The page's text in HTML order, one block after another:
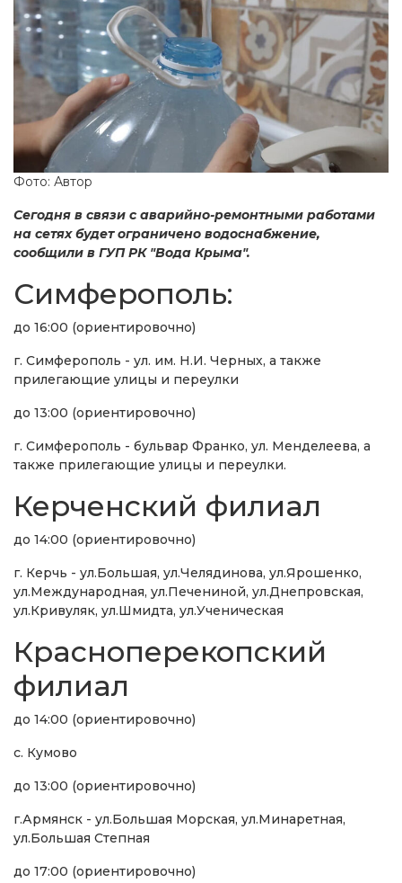
Фото: Автор
Сегодня в связи с аварийно-ремонтными работами
на сетях будет ограничено водоснабжение,
сообщили в ГУП РК "Вода Крыма".
Симферополь:
до 16:00 (ориентировочно)
г. Симферополь - ул. им. Н.И. Черных, а также
прилегающие улицы и переулки
до 13:00 (ориентировочно)
г. Симферополь - бульвар Франко, ул. Менделеева, а
также прилегающие улицы и переулки.
Керченский филиал
до 14:00 (ориентировочно)
г. Керчь - ул.Большая, ул.Челядинова, ул.Ярошенко,
ул.Международная, ул.Печениной, ул.Днепровская,
ул.Кривуляк, ул.Шмидта, ул.Ученическая
Красноперекопский
филиал
до 14:00 (ориентировочно)
с. Кумово
до 13:00 (ориентировочно)
г.Армянск - ул.Большая Морская, ул.Минаретная,
ул.Большая Степная
до 17:00 (ориентировочно)